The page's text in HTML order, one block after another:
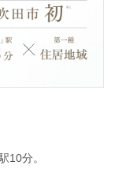
10分。